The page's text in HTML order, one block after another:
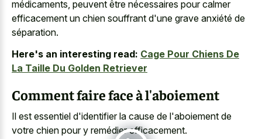
médicaments, peuvent être nécessaires pour calmer
efficacement un chien souffrant d'une grave anxiété de
séparation.
Here's an interesting read: Cage Pour Chiens De
La Taille Du Golden Retriever
Comment faire face à l'aboiement
Il est essentiel d'identifier la cause de l'aboiement de
votre chien pour y remédier efficacement.